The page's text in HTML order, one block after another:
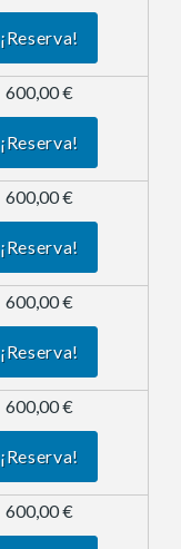
¡Reserva!
600,00 €
¡Reserva!
600,00 €
¡Reserva!
600,00 €
¡Reserva!
600,00 €
¡Reserva!
600,00 €